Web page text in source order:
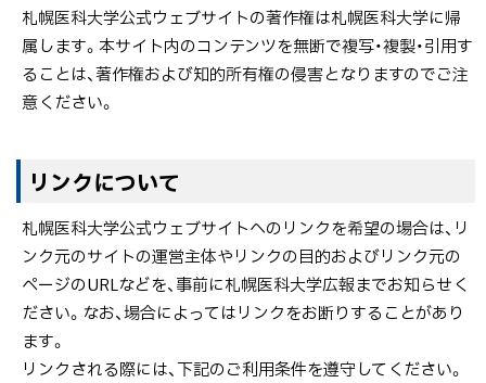
シ
ー
プ
に
戻
る
札幌医科大学公式ウェブサイトの著作権は札幌医科大学に帰
属します。本サイト内のコンテンツを無断で複写・複製・引用す
ることは、著作権および知的所有権の侵害となりますのでご注
意ください。
ト
プ
に
戻
る
リンクについて
札幌医科大学公式ウェブサイトへのリンクを希望の場合は、リ
ンク元のサイトの運営主体やリンクの目的およびリンク元の
ページのURLなどを、事前に札幌医科大学広報までお知らせく
ださい。なお、場合によってはリンクをお断りすることがあり
ます。
リンクされる際には、下記のご利用条件を遵守してください。